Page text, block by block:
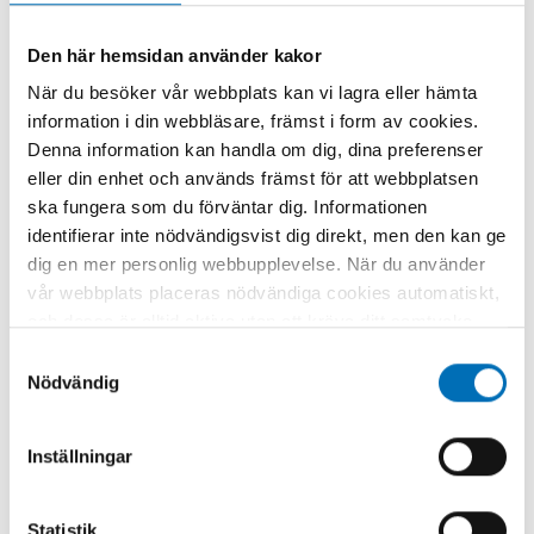
Den här hemsidan använder kakor
När du besöker vår webbplats kan vi lagra eller hämta
information i din webbläsare, främst i form av cookies.
Denna information kan handla om dig, dina preferenser
eller din enhet och används främst för att webbplatsen
ska fungera som du förväntar dig. Informationen
identifierar inte nödvändigsvist dig direkt, men den kan ge
dig en mer personlig webbupplevelse. När du använder
vår webbplats placeras nödvändiga cookies automatiskt,
använda webbplatsen och dess funktioner. Vi respekterar
din integritet, och du kan välja vilka ytterligare cookies
oklassificerade) du vill acceptera. Klicka på de olika
dina inställningar för cookies. Observera att blockering
Nödvändig
Inställningar
Statistik
ALKOHOL
“Mitt råd är: släpp inte in honom”.
Vilket stöd erbjuds anhöriga vid
alkohol- och drogproblem?
25 mar 2026